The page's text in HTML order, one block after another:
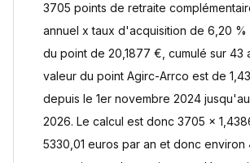
3705 points de retraite
annuel x taux d'acquisition de 6,20
du point de 20,1877 €, cumulé sur 43
valeur du point Agirc-Arrco est de
depuis le 1er novembre 2024
2026. Le calcul est donc 3705 x
5330,01 euros par an et donc environ